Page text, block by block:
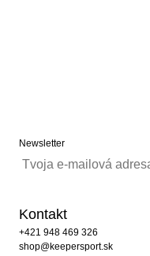
Newsletter
Kontakt
+421 948 469 326
shop@keepersport.sk